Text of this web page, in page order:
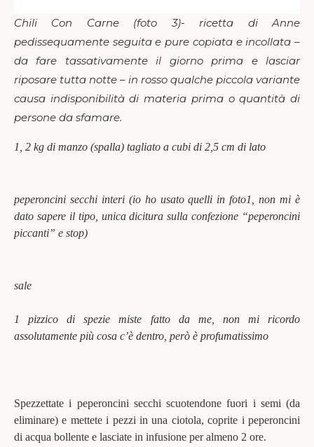
Chili Con Carne (foto 3)- ricetta di Anne
pedissequamente seguita e pure copiata e incollata –
da fare tassativamente il giorno prima e lasciar
riposare tutta notte – in rosso qualche piccola variante
causa indisponibilità di materia prima o quantità di
persone da sfamare.
1, 2 kg di manzo (spalla) tagliato a cubi di 2,5 cm di lato
peperoncini secchi interi (io ho usato quelli in foto1, non mi è
dato sapere il tipo, unica dicitura sulla confezione “peperoncini
piccanti” e stop)
sale
1 pizzico di spezie miste fatto da me, non mi ricordo
assolutamente più cosa c’è dentro, però è profumatissimo
Spezzettate i peperoncini secchi scuotendone fuori i semi (da
eliminare) e mettete i pezzi in una ciotola, coprite i peperoncini
di acqua bollente e lasciate in infusione per almeno 2 ore.